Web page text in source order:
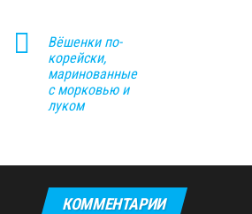
Вёшенки по-
корейски,
маринованные
с морковью и
луком
КОММЕНТАРИИ